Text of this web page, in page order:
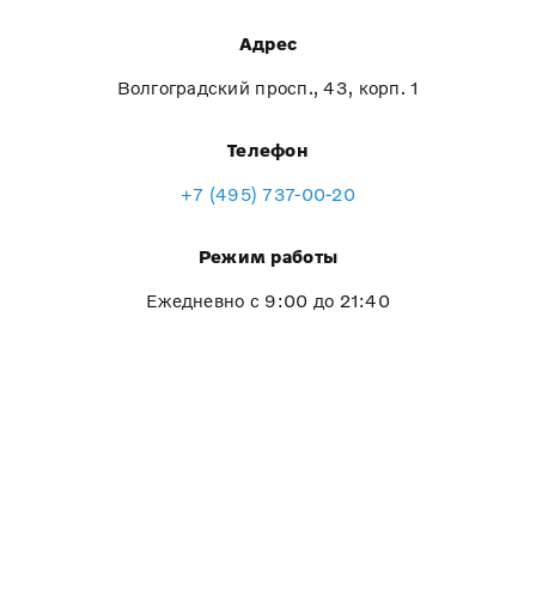
Адрес
Волгоградский просп., 43, корп. 1
Телефон
+7 (495) 737-00-20
Режим работы
Ежедневно с 9:00 до 21:40